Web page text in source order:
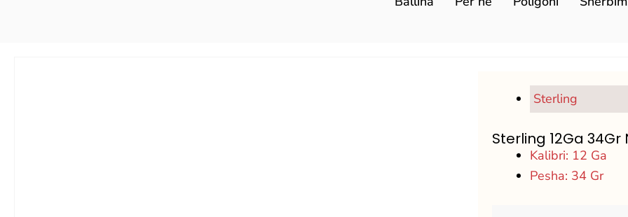
Sterling
Sterling 12Ga 34Gr
Kalibri: 12 Ga
Pesha: 34 Gr